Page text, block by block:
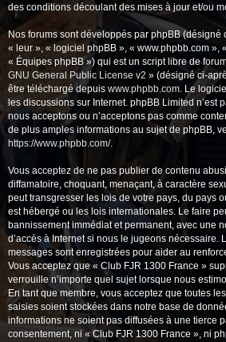
des conditions découlant des mises à jour et/ou
Nos forums sont développés par phpBB (désigné
« leur », « logiciel phpBB », « www.phpbb.com »,
« Équipes phpBB ») qui est un script libre de
GNU General Public License v2 » (désigné ci-
être téléchargé depuis www.phpbb.com. Le
les discussions sur Internet. phpBB Limited n’est
nous acceptons ou n’acceptons pas comme
de plus amples informations au sujet de phpBB,
https://www.phpbb.com/.
Vous acceptez de ne pas publier de contenu
diffamatoire, choquant, menaçant, à caractère
peut transgresser les lois de votre pays, du pays
est hébergé ou les lois internationales. Le faire
bannissement immédiat et permanent, avec une
d’accès à Internet si nous le jugeons nécessaire.
messages sont enregistrées pour aider au
Vous acceptez que « Club FJR 1300 France »
verrouille n’importe quel sujet lorsque nous
En tant que membre, vous acceptez que toutes
saisies soient stockées dans notre base de
informations ne soient pas diffusées à une tierce
consentement, ni « Club FJR 1300 France », ni